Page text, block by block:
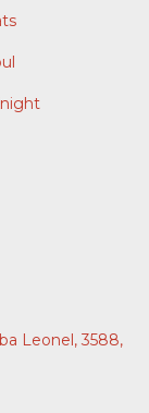
Leonel, 3588,